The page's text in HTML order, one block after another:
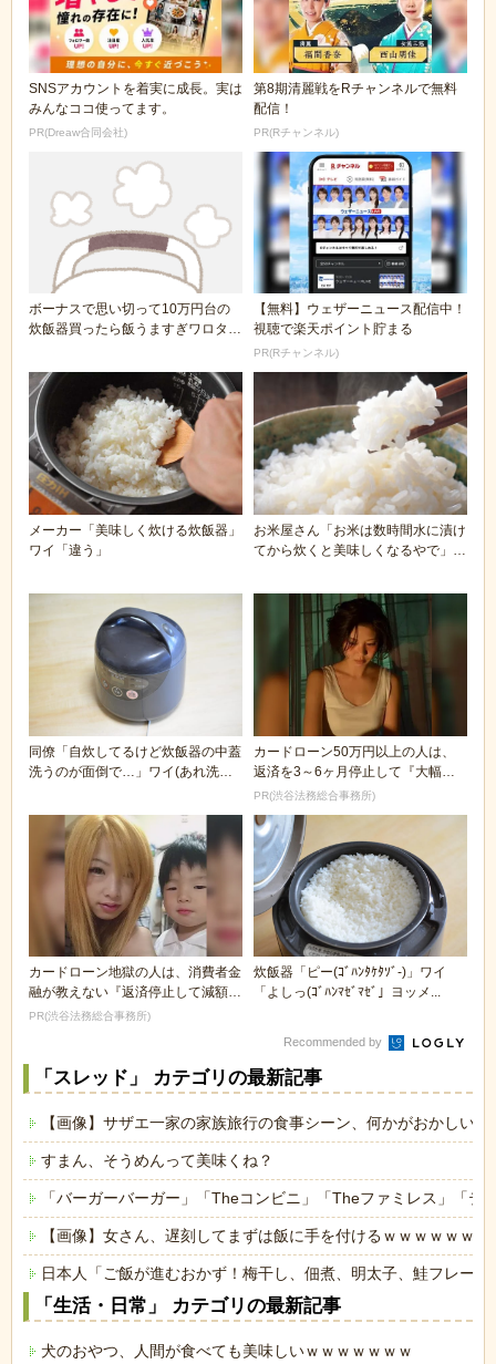
SNSアカウントを着実に成長。実は
みんなココ使ってます。
PR(Dreaw合同会社)
第8期清麗戦をRチャンネルで無料
配信！
PR(Rチャンネル)
ボーナスで思い切って10万円台の
炊飯器買ったら飯うますぎワロタｗ
【無料】ウェザーニュース配信中！
視聴で楽天ポイント貯まる
PR(Rチャンネル)
メーカー「美味しく炊ける炊飯器」
ワイ「違う」
お米屋さん「お米は数時間水に漬け
てから炊くと美味しくなるやで」ワ
同僚「自炊してるけど炊飯器の中蓋
洗うのが面倒で…」ワイ(あれ洗う
カードローン50万円以上の人は、
返済を3～6ヶ月停止して『大幅に
減額してから返済...
PR(渋谷法務総合事務所)
カードローン地獄の人は、消費者金
融が教えない『返済停止して減額・
免除する方法』で...
PR(渋谷法務総合事務所)
炊飯器「ピー(ｺﾞﾊﾝﾀｹﾀｿﾞ-)」ワイ
「よしっ(ｺﾞﾊﾝﾏｾﾞﾏｾﾞ」ヨッメ...
Recommended by
「スレッド」 カテゴリの最新記事
【画像】サザエ一家の家族旅行の食事シーン、何かがおかしいｗ
すまん、そうめんって美味くね？
「バーガーバーガー」「Theコンビニ」「Theファミレス」「テ
【画像】女さん、遅刻してまずは飯に手を付けるｗｗｗｗｗｗ
日本人「ご飯が進むおかず！梅干し、佃煮、明太子、鮭フレー
「生活・日常」 カテゴリの最新記事
犬のおやつ、人間が食べても美味しいｗｗｗｗｗｗｗ